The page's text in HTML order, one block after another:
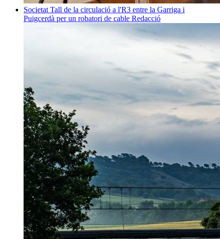
Societat Tall de la circulació a l'R3 entre la Garriga i
Puigcerdà per un robatori de cable Redacció